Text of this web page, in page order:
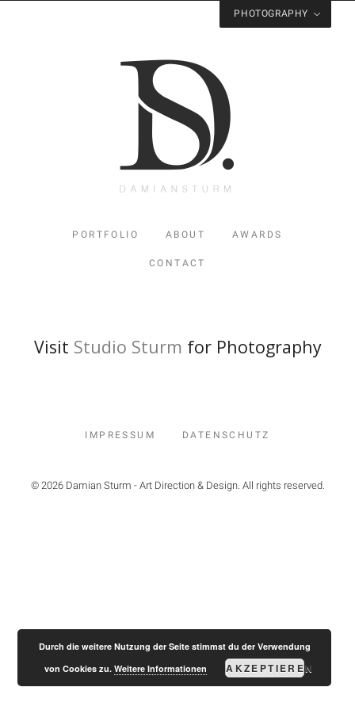
PHOTOGRAPHY
PORTFOLIO ABOUT AWARDS
CONTACT
Visit Studio Sturm for Photography
IMPRESSUM DATENSCHUTZ
© 2026 Damian Sturm - Art Direction & Design. All rights reserved.
Durch die weitere Nutzung der Seite stimmst du der Verwendung
von Cookies zu.Weitere Informationen AKZEPTIEREN